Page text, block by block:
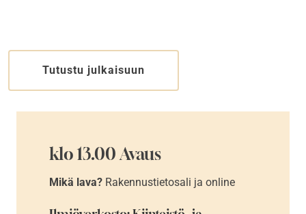
Tutustu julkaisuun
klo 13.00 Avaus
Mikä lava? Rakennustietosali ja online